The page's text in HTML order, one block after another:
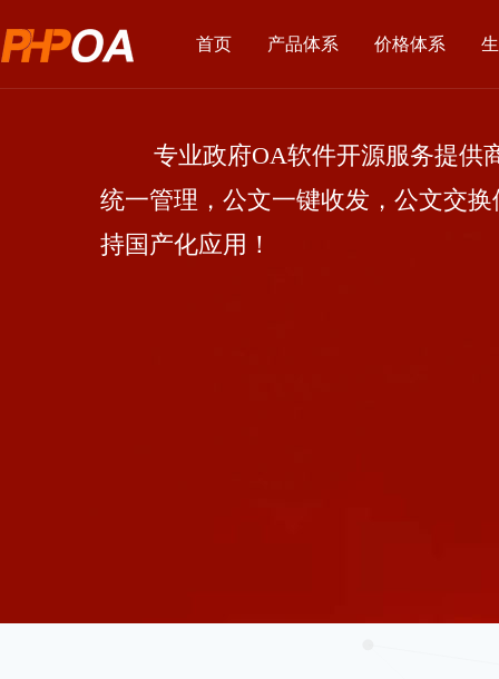
首页 产品体系 价格体系
专业政府OA软件开源服务提供商
统一管理，公文一键收发，公文交
持国产化应用！